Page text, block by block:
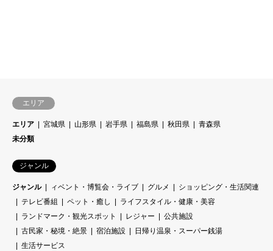
エリア
エリア 宮城県 山形県 岩手県 福島県 秋田県
青森県
未分類
ジャンル
ジャンル ィベント・博覧会・ライブ グルメ
ショッピング・生活関連
テレビ番組
ペット・癒し
ライフスタイル・健康・美容
ランドマーク・観光スポット
レジャー
公共施設
古民家・秘境・絶景
宿泊施設
日帰り温泉・スーパー銭湯
生活サービス